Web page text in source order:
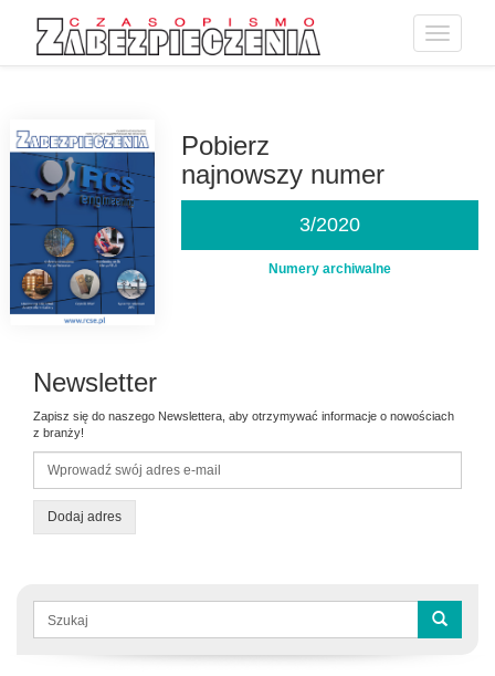
Toggle
Pobierz
najnowszy numer
3/2020
Numery archiwalne
Newsletter
Zapisz się do naszego Newslettera, aby otrzymywać informacje o nowościach
z branży!
Dodaj adres
Formularz
wyszukiwania